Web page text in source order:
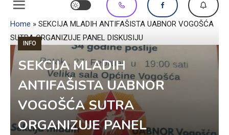
Home » SEKCIJA MLADIH ANTIFAŠISTA UABNOR VOGOŠĆA
SUTRA ORGANIZUJE PANEL DISKUSIJU
INFO
SEKCIJA MLADIH
ANTIFAŠISTA UABNOR
VOGOŠĆA SUTRA
ORGANIZUJE PANEL